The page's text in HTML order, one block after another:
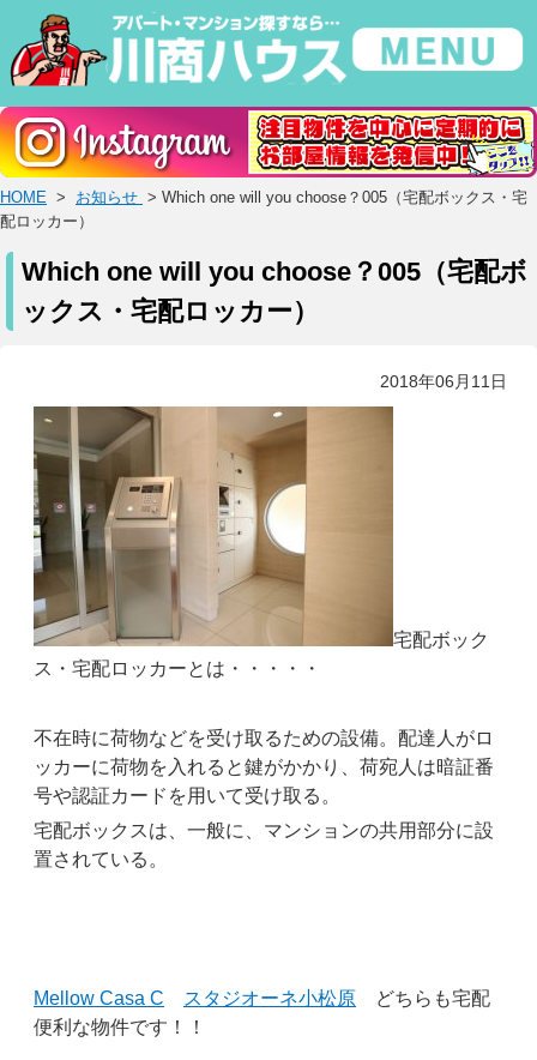
HOME > お知らせ > Which one will you choose？005（宅配ボックス・宅
配ロッカー）
Which one will you choose？005（宅配ボ
ックス・宅配ロッカー）
2018年06月11日
宅配ボック
ス・宅配ロッカーとは・・・・・
不在時に荷物などを受け取るための設備。配達人がロ
ッカーに荷物を入れると鍵がかかり、荷宛人は暗証番
号や認証カードを用いて受け取る。
宅配ボックスは、一般に、マンションの共用部分に設
置されている。
Mellow Casa C スタジオーネ小松原 どちらも宅配
便利な物件です！！